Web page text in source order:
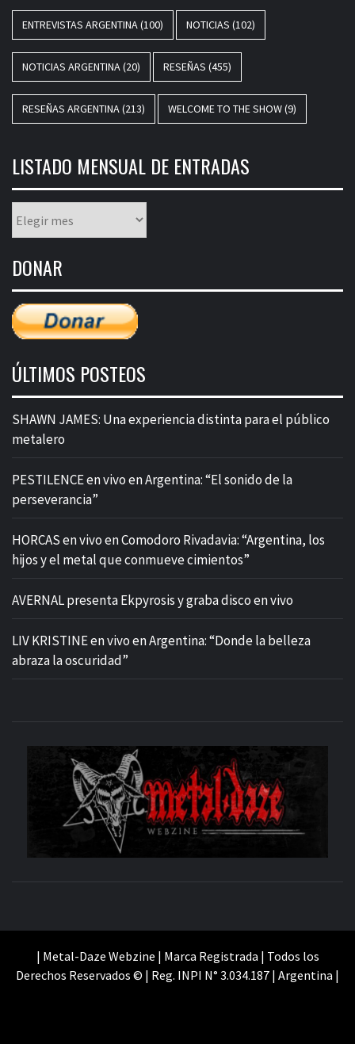
ENTREVISTAS ARGENTINA(100) NOTICIAS (102)
NOTICIAS ARGENTINA(20) RESEÑAS (455)
RESEÑAS ARGENTINA(213) WELCOME TO THE SHOW(9)
LISTADO MENSUAL DE ENTRADAS
mensual
entradas
DONAR
ÚLTIMOS POSTEOS
SHAWN JAMES: Una experiencia distinta para el público
metalero
PESTILENCE en vivo en Argentina: “El sonido de la
perseverancia”
HORCAS en vivo en Comodoro Rivadavia: “Argentina, los
hijos y el metal que conmueve cimientos”
AVERNAL presenta Ekpyrosis y graba disco en vivo
LIV KRISTINE en vivo en Argentina: “Donde la belleza
abraza la oscuridad”
| Metal-Daze Webzine | Marca Registrada | Todos los
Derechos Reservados © | Reg. INPI N° 3.034.187 | Argentina |